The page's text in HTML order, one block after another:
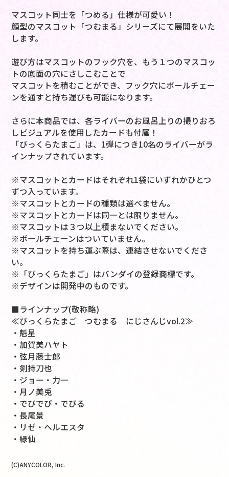
マスコット同士を「つめる」仕様が可愛い！
顔型のマスコット「つむまる」シリーズにて展開をいた
します。
遊び方はマスコットのフック穴を、もう１つのマスコッ
トの底面の穴にさしこむことで
マスコットを積むことができ、フック穴にボールチェー
ンを通すと持ち運びも可能になります。
さらに本商品では、各ライバーのお風呂上りの撮りおろ
しビジュアルを使用したカードも付属！
「びっくらたまご」は、1弾につき10名のライバーがラ
インナップされています。
※マスコットとカードはそれぞれ1袋にいずれかひとつ
ずつ入っています。
※マスコットとカードの種類は選べません。
※マスコットとカードは同一とは限りません。
※マスコットは３つ以上積まないでください。
※ボールチェーンはついていません。
※マスコットを持ち運ぶ際は、連結させないでくださ
い。
※「びっくらたまご」はバンダイの登録商標です。
※デザインは開発中のものです。
■ラインナップ(敬称略)
≪びっくらたまご つむまる にじさんじvol.2≫
・魁星
・加賀美ハヤト
・弦月藤士郎
・剣持刀也
・ジョー・力一
・月ノ美兎
・でびでび・でびる
・長尾景
・リゼ・ヘルエスタ
・緑仙
(C)ANYCOLOR, Inc.